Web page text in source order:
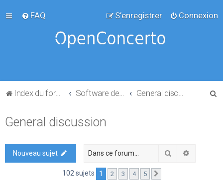
FAQ Connexion
S’enregistrer
Index du forum
General discussion
Nouveau sujet Rechercher
102 sujets 1 2 3 4 5